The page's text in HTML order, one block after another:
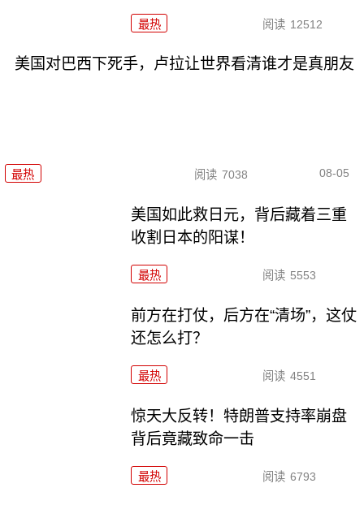
最热 阅读 12512
美国对巴西下死手，卢拉让世界看清谁才是真朋友
最热 阅读 7038 08-05
美国如此救日元，背后藏着三重
收割日本的阳谋！
最热 阅读 5553
前方在打仗，后方在“清场”，这仗
还怎么打？
最热 阅读 4551
惊天大反转！特朗普支持率崩盘
背后竟藏致命一击
最热 阅读 6793